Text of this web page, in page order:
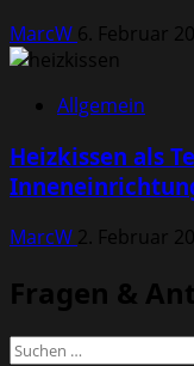
MarcW 6. Februar
Allgemein
Heizkissen als
MarcW 2. Februar
Fragen &
Suchen